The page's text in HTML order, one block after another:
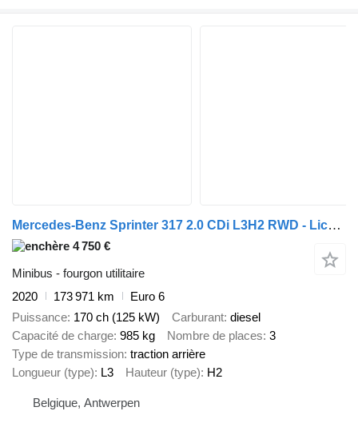
Mercedes-Benz Sprinter 317 2.0 CDi L3H2 RWD - Lichte vracht
4 750 €
Minibus - fourgon utilitaire
2020
173 971 km
Euro 6
Puissance 170 ch (125 kW) Carburant diesel
Capacité de charge 985 kg Nombre de places 3
Type de transmission traction arrière
Longueur (type) L3 Hauteur (type) H2
Belgique, Antwerpen